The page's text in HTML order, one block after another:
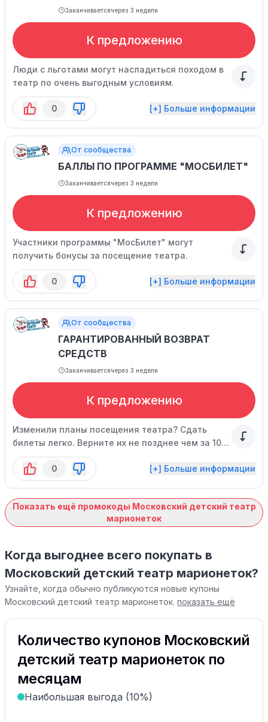
Заканчиваетсячерез 3 недели
К предложению
Люди с льготами могут насладиться походом в
театр по очень выгодным условиям.
0 [+] Больше информации
От сообщества
БАЛЛЫ ПО ПРОГРАММЕ "МОСБИЛЕТ"
Заканчиваетсячерез 3 недели
К предложению
Участники программы "МосБилет" могут
получить бонусы за посещение театра.
0 [+] Больше информации
От сообщества
ГАРАНТИРОВАННЫЙ ВОЗВРАТ
СРЕДСТВ
Заканчиваетсячерез 3 недели
К предложению
Изменили планы посещения театра? Сдать
билеты легко. Верните их не позднее чем за 10
дней и получите полный возврат стоимости.
0
[+] Больше информации
Показать ещё промокоды Московский детский театр
марионеток
Когда выгоднее всего покупать в
Московский детский театр марионеток?
Узнайте, когда обычно публикуются новые купоны
Московский детский театр марионеток. показать ещё
Количество купонов Московский
детский театр марионеток по
месяцам
Наибольшая выгода (10%)